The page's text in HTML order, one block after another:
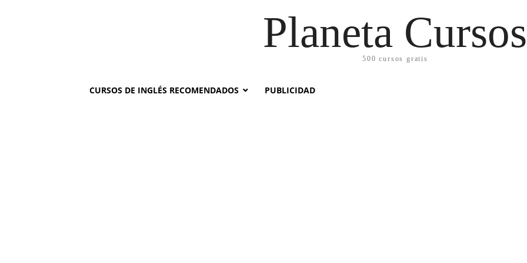
Planeta Cursos
500 cursos gratis
CURSOS DE INGLÉS RECOMENDADOS PUBLICIDAD